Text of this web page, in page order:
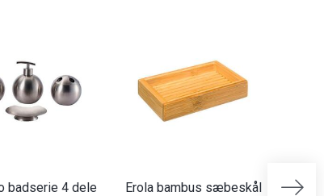
badserie 4 dele
Erola bambus sæbeskål